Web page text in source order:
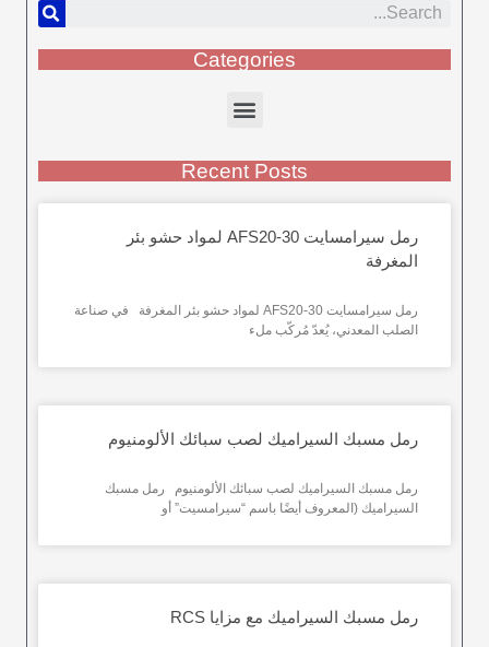
Categories
Recent Posts
رمل سيرامسايت AFS20-30 لمواد حشو بئر
المغرفة
رمل سيرامسايت AFS20-30 لمواد حشو بئر المغرفة في صناعة
الصلب المعدني، يُعدّ مُركّب ملء
رمل مسبك السيراميك لصب سبائك الألومنيوم
رمل مسبك السيراميك لصب سبائك الألومنيوم رمل مسبك
السيراميك (المعروف أيضًا باسم “سيرامسيت” أو
رمل مسبك السيراميك مع مزايا RCS